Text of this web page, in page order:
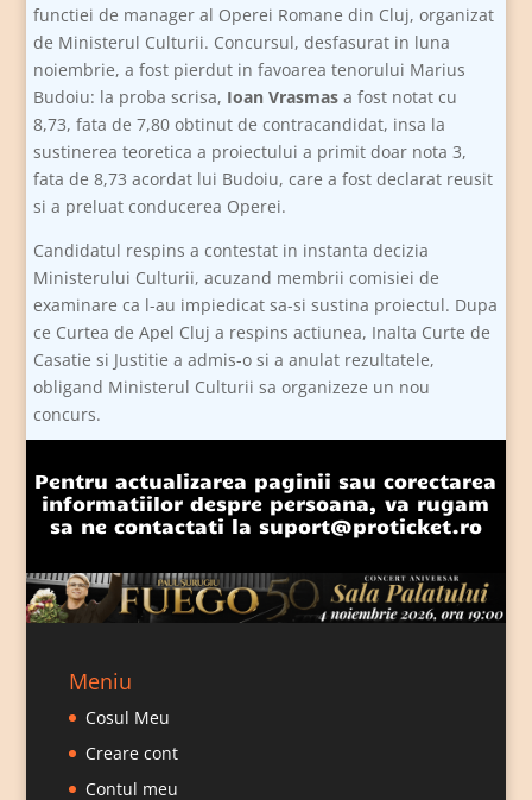
functiei de manager al Operei Romane din Cluj, organizat
de Ministerul Culturii. Concursul, desfasurat in luna
noiembrie, a fost pierdut in favoarea tenorului Marius
Budoiu: la proba scrisa, Ioan Vrasmas a fost notat cu
8,73, fata de 7,80 obtinut de contracandidat, insa la
sustinerea teoretica a proiectului a primit doar nota 3,
fata de 8,73 acordat lui Budoiu, care a fost declarat reusit
si a preluat conducerea Operei.
Candidatul respins a contestat in instanta decizia
Ministerului Culturii, acuzand membrii comisiei de
examinare ca l-au impiedicat sa-si sustina proiectul. Dupa
ce Curtea de Apel Cluj a respins actiunea, Inalta Curte de
Casatie si Justitie a admis-o si a anulat rezultatele,
obligand Ministerul Culturii sa organizeze un nou
concurs.
Pentru actualizarea paginii sau corectarea
informatiilor despre persoana, va rugam
sa ne contactati la suport@proticket.ro
Meniu
Cosul Meu
Creare cont
Contul meu